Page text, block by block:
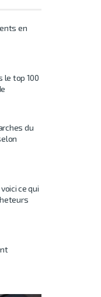
en
le top 100
du
ce qui